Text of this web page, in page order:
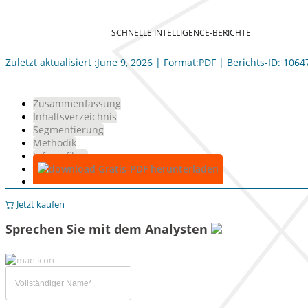
SCHNELLE INTELLIGENCE-BERICHTE
Zuletzt aktualisiert :June 9, 2026 | Format:PDF | Berichts-ID:
Zusammenfassung
Inhaltsverzeichnis
Segmentierung
Methodik
Infografiken
Gratis-PDF herunterladen
Jetzt kaufen
Sprechen Sie mit dem Analysten